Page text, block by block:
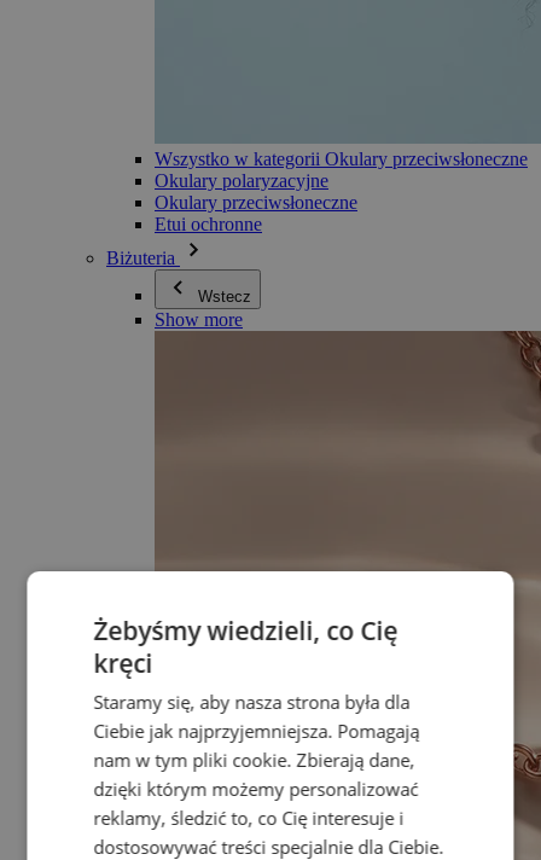
Wszystko w kategorii Okulary przeciwsłoneczne
Okulary polaryzacyjne
Okulary przeciwsłoneczne
Etui ochronne
Biżuteria
Wstecz
Show more
Żebyśmy wiedzieli, co Cię
kręci
Staramy się, aby nasza strona była dla
Ciebie jak najprzyjemniejsza. Pomagają
nam w tym pliki cookie. Zbierają dane,
dzięki którym możemy personalizować
reklamy, śledzić to, co Cię interesuje i
dostosowywać treści specjalnie dla Ciebie.